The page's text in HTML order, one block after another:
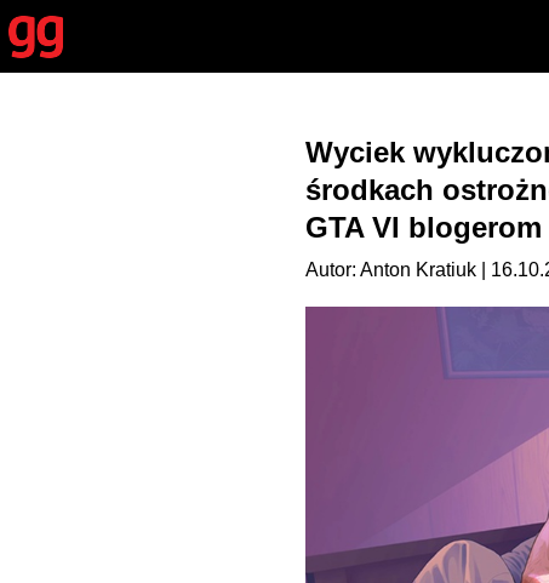
Wyciek
środkach
GTA VI blogerom
Autor: Anton Kratiuk |